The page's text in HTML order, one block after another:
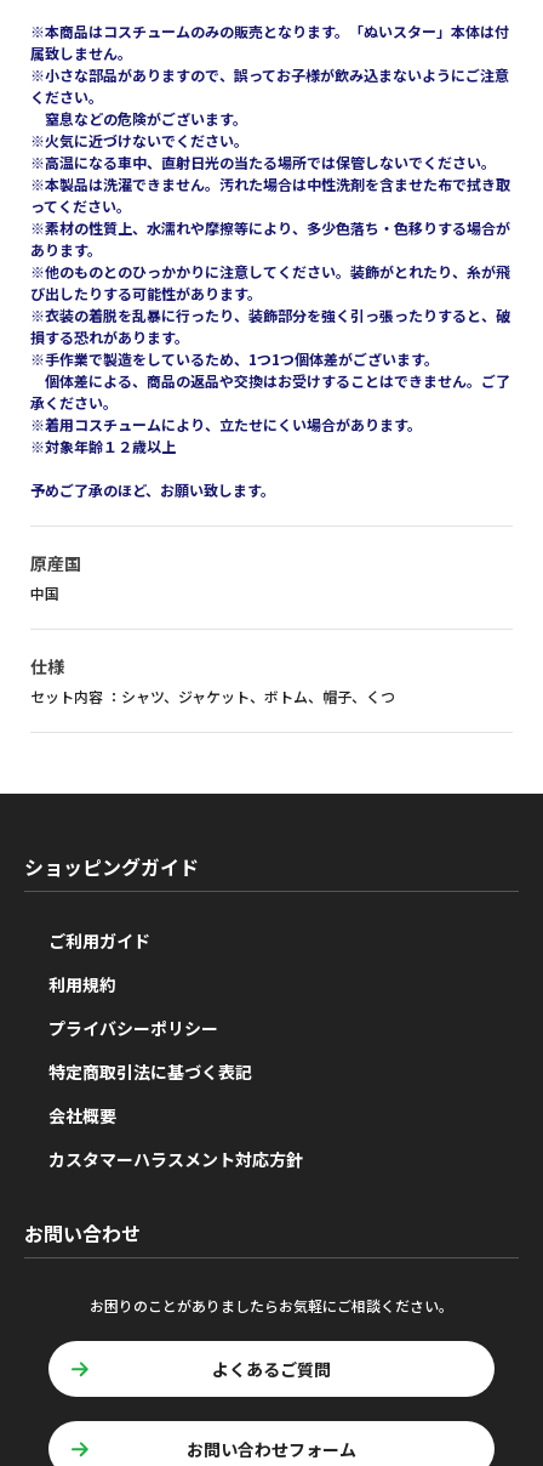
※本商品はコスチュームのみの販売となります。「ぬいスター」本体は付
属致しません。
※小さな部品がありますので、誤ってお子様が飲み込まないようにご注意
ください。
窒息などの危険がございます。
※火気に近づけないでください。
※高温になる車中、直射日光の当たる場所では保管しないでください。
※本製品は洗濯できません。汚れた場合は中性洗剤を含ませた布で拭き取
ってください。
※素材の性質上、水濡れや摩擦等により、多少色落ち・色移りする場合が
あります。
※他のものとのひっかかりに注意してください。装飾がとれたり、糸が飛
び出したりする可能性があります。
※衣装の着脱を乱暴に行ったり、装飾部分を強く引っ張ったりすると、破
損する恐れがあります。
※手作業で製造をしているため、1つ1つ個体差がございます。
個体差による、商品の返品や交換はお受けすることはできません。ご了
承ください。
※着用コスチュームにより、立たせにくい場合があります。
※対象年齢１２歳以上
予めご了承のほど、お願い致します。
原産国
中国
仕様
セット内容 ：シャツ、ジャケット、ボトム、帽子、くつ
ショッピングガイド
ご利用ガイド
利用規約
プライバシーポリシー
特定商取引法に基づく表記
会社概要
カスタマーハラスメント対応方針
お問い合わせ
お困りのことがありましたらお気軽にご相談ください。
よくあるご質問
お問い合わせフォーム